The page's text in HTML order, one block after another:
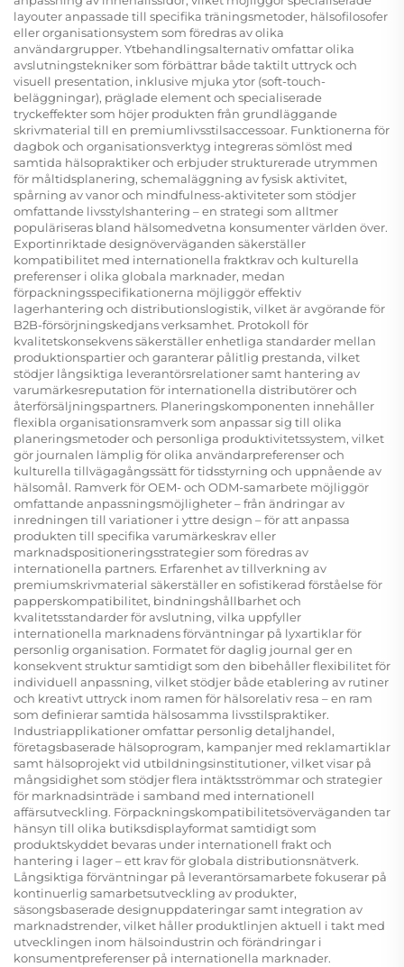
layouter anpassade till specifika träningsmetoder, hälsofilosofer
eller organisationsystem som föredras av olika
användargrupper. Ytbehandlingsalternativomfattar olika
avslutningstekniker som förbättrar både taktilt uttryck och
visuell presentation, inklusive mjuka ytor (soft-touch-
beläggningar), präglade element och specialiserade
tryckeffekter som höjer produkten från grundläggande
skrivmaterial till en premiumlivsstilsaccessoar. Funktionerna för
dagbok och organisationsverktyg integreras sömlöst med
samtida hälsopraktiker och erbjuder strukturerade utrymmen
för måltidsplanering, schemaläggning av fysisk aktivitet,
spårning av vanor och mindfulness-aktiviteter som stödjer
omfattande livsstylshantering – en strategi som alltmer
populäriseras bland hälsomedvetna konsumenter världen över.
Exportinriktade designöverväganden säkerställer
kompatibilitet med internationella fraktkrav och kulturella
preferenser i olika globala marknader, medan
förpackningsspecifikationerna möjliggör effektiv
lagerhantering och distributionslogistik, vilket är avgörande för
B2B-försörjningskedjans verksamhet. Protokoll för
kvalitetskonsekvens säkerställer enhetliga standarder mellan
produktionspartier och garanterar pålitlig prestanda, vilket
stödjer långsiktiga leverantörsrelationer samt hantering av
varumärkesreputation för internationella distributörer och
återförsäljningspartners. Planeringskomponenten innehåller
flexibla organisationsramverk som anpassar sig till olika
planeringsmetoder och personliga produktivitetssystem, vilket
gör journalen lämplig för olika användarpreferenser och
kulturella tillvägagångssätt för tidsstyrning och uppnående av
hälsomål. Ramverk för OEM- och ODM-samarbete möjliggör
omfattande anpassningsmöjligheter – från ändringar av
inredningen till variationer i yttre design – för att anpassa
produkten till specifika varumärkeskrav eller
marknadspositioneringsstrategier som föredras av
internationella partners. Erfarenhet av tillverkning av
premiumskrivmaterial säkerställer en sofistikerad förståelse för
papperskompatibilitet, bindningshållbarhet och
kvalitetsstandarder för avslutning, vilka uppfyller
internationella marknadens förväntningar på lyxartiklar för
personlig organisation. Formatet för daglig journal ger en
konsekvent struktur samtidigt som den bibehåller flexibilitet för
individuell anpassning, vilket stödjer både etablering av rutiner
och kreativt uttryck inom ramen för hälsorelativ resa – en ram
som definierar samtida hälsosamma livsstilspraktiker.
Industriapplikationer omfattar personlig detaljhandel,
företagsbaserade hälsoprogram, kampanjer med reklamartiklar
samt hälsoprojekt vid utbildningsinstitutioner, vilket visar på
mångsidighet som stödjer flera intäktsströmmar och strategier
för marknadsinträde i samband med internationell
affärsutveckling. Förpackningskompatibilitetsöverväganden tar
hänsyn till olika butiksdisplayformat samtidigt som
produktskyddet bevaras under internationell frakt och
hantering i lager – ett krav för globala distributionsnätverk.
Långsiktiga förväntningar på leverantörsamarbete fokuserar på
kontinuerlig samarbetsutveckling av produkter,
säsongsbaserade designuppdateringar samt integration av
marknadstrender, vilket håller produktlinjen aktuell i takt med
utvecklingen inom hälsoindustrin och förändringar i
konsumentpreferenser på internationella marknader.